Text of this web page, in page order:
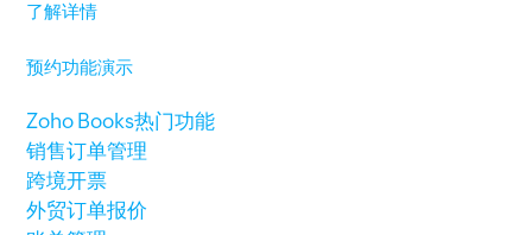
了解详情
预约功能演示
Zoho Books热门功能
销售订单管理
跨境开票
外贸订单报价